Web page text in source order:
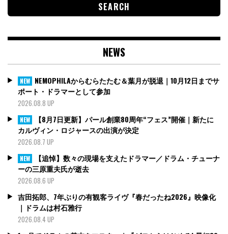
NEWS
NEW NEMOPHILAからむらたたむ＆葉月が脱退｜10月12日までサ
ポート・ドラマーとして参加
2026.08.8 UP
NEW
【8月7日更新】パール創業80周年“フェス”開催｜新たに
カルヴィン・ロジャースの出演が決定
2026.08.7 UP
NEW
【追悼】数々の現場を支えたドラマー／ドラム・チューナ
ーの三原重夫氏が逝去
2026.08.6 UP
吉田拓郎、7年ぶりの有観客ライヴ『春だったね2026』映像化
｜ドラムは村石雅行
2026.08.4 UP